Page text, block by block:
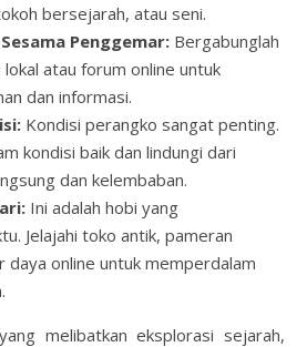
bersejarah, atau seni.
Penggemar: Bergabunglah
atau forum online untuk
dan informasi.
Kondisi perangko sangat penting.
kondisi baik dan lindungi dari
dan kelembaban.
Ini adalah hobi yang
Jelajahi toko antik, pameran
daya online untuk memperdalam
melibatkan eksplorasi sejarah,